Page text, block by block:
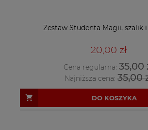
Zestaw Studenta Magii, szalik
20,00 zł
Cena regularna:35,00
Najniższa cena: 35,00
DO KOSZYKA